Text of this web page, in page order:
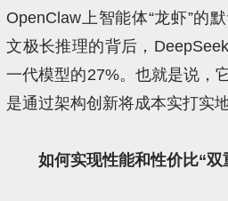
OpenClaw上智能体“龙虾”的
文极长推理的背后，
一代模型的27%。也就是说，
是通过架构创新将成本实打实
如何实现性能和性价比“双